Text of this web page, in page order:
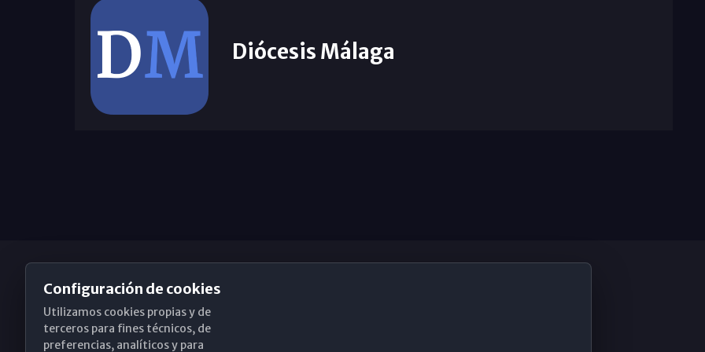
Diócesis Málaga
Obispado de Málaga
Configuración de cookies
Utilizamos cookies propias y de
terceros para fines técnicos, de
preferencias, analíticos y para